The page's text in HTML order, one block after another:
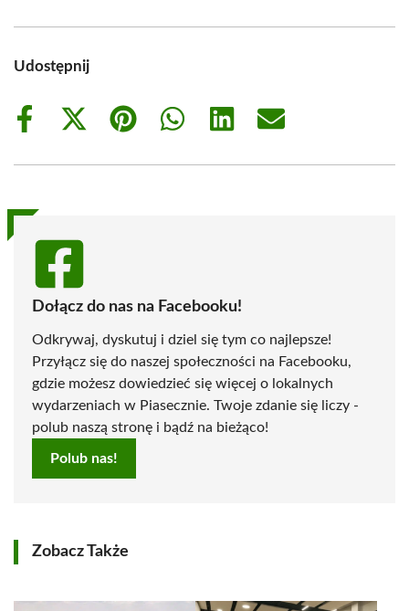
Udostępnij
Share
Share
(Twitter)
Share
Share
Share
Share
Dołącz do nas na Facebooku!
Odkrywaj, dyskutuj i dziel się tym co najlepsze!
Przyłącz się do naszej społeczności na Facebooku,
gdzie możesz dowiedzieć się więcej o lokalnych
wydarzeniach w Piasecznie. Twoje zdanie się liczy -
polub naszą stronę i bądź na bieżąco!
Polub nas!
Zobacz Także